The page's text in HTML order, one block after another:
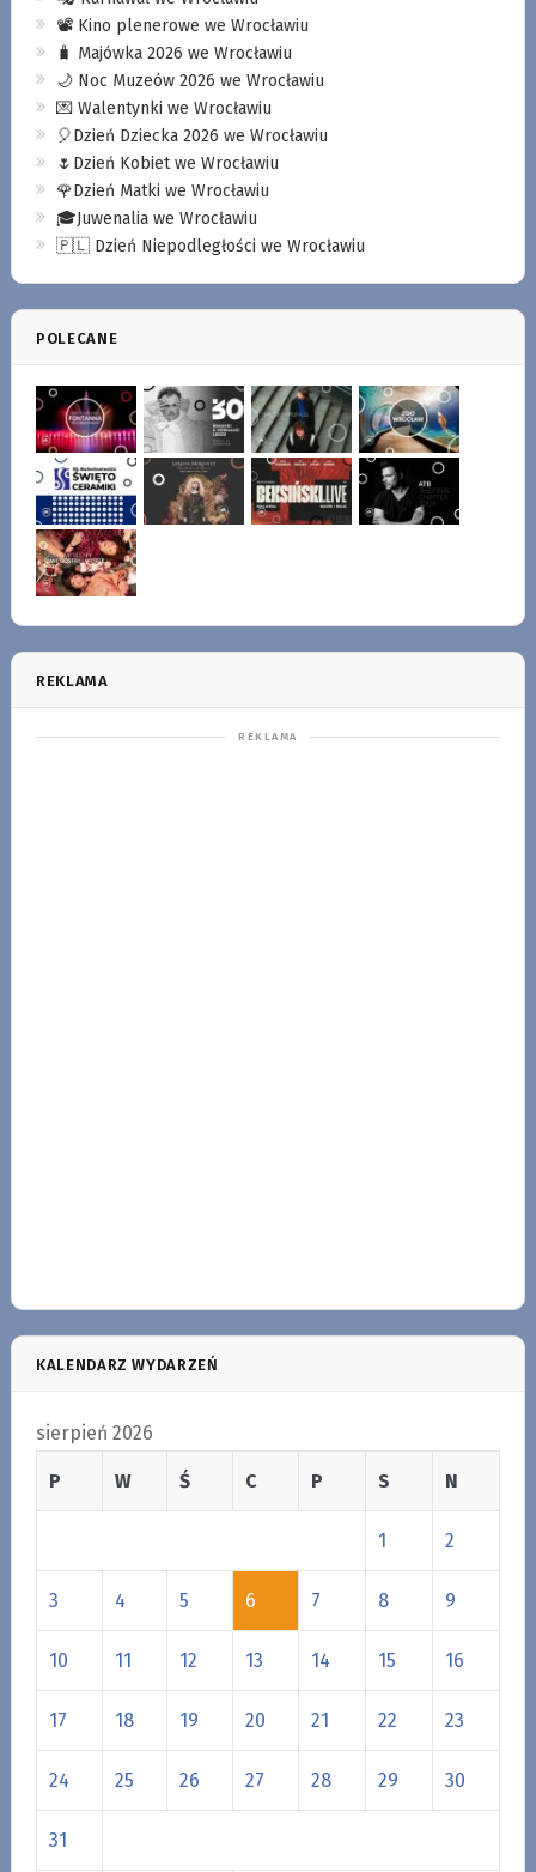
📽️ Kino plenerowe we Wrocławiu
🧳 Majówka 2026 we Wrocławiu
🌙 Noc Muzeów 2026 we Wrocławiu
💌 Walentynki we Wrocławiu
🎈Dzień Dziecka 2026 we Wrocławiu
🌷Dzień Kobiet we Wrocławiu
🌹Dzień Matki we Wrocławiu
🎓Juwenalia we Wrocławiu
🇵🇱 Dzień Niepodległości we Wrocławiu
POLECANE
REKLAMA
KALENDARZ WYDARZEŃ
sierpień 2026
P W Ś C P S N
1 2
3 4 5 6 7 8 9
10 11 12 13 14 15 16
17 18 19 20 21 22 23
24 25 26 27 28 29 30
31